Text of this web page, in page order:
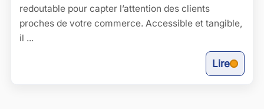
redoutable pour capter l’attention des clients
proches de votre commerce. Accessible et tangible,
il ...
Lire